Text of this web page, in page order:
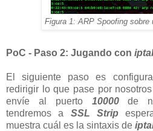
Figura 1: ARP Spoofing sobre
PoC - Paso 2: Jugando con
El siguiente paso es
redirigir lo que pase por
envíe al puerto 10000de
tendremos a SSL Strip
muestra cuál es la sintaxis de